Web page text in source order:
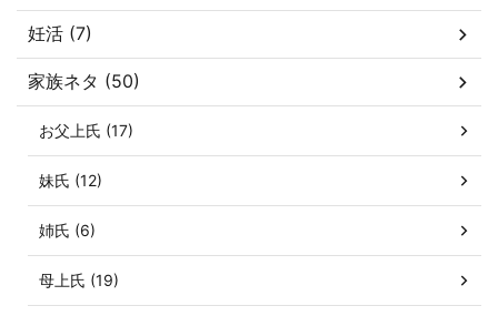
妊活 (7)
家族ネタ (50)
お父上氏 (17)
妹氏 (12)
姉氏 (6)
母上氏 (19)